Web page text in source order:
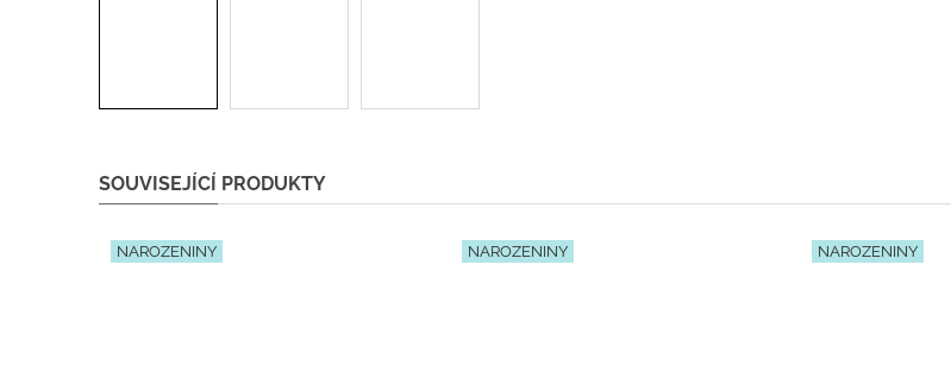
SOUVISEJÍCÍ PRODUKTY
NAROZENINY NAROZENINY NAROZENINY